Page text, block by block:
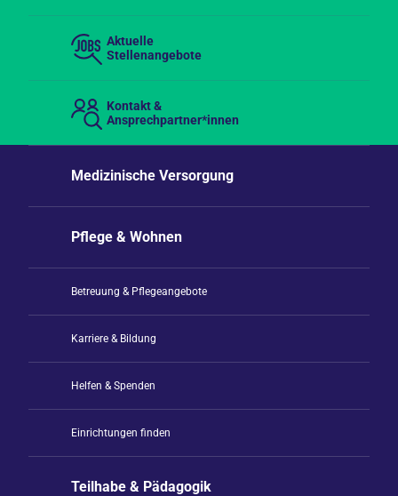
Aktuelle
Stellenangebote
Kontakt &
Ansprechpartner*innen
Medizinische Versorgung
Pflege & Wohnen
Betreuung & Pflegeangebote
Karriere & Bildung
Helfen & Spenden
Einrichtungen finden
Teilhabe & Pädagogik